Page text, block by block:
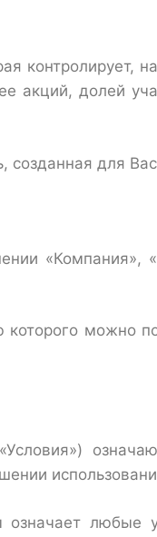
контролирует,
акций, долей
созданная для
можно
означает